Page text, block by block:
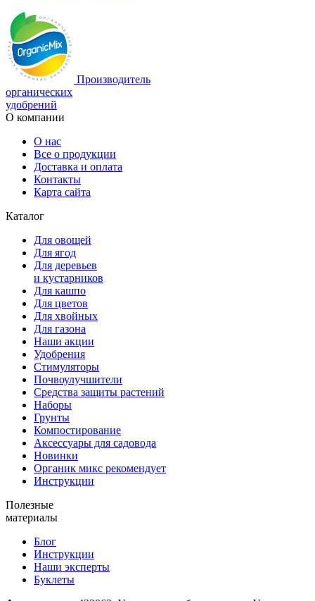
Производитель
органических
удобрений
О компании
О нас
Все о продукции
Доставка и оплата
Контакты
Карта сайта
Каталог
Для овощей
Для ягод
Для деревьев
и кустарников
Для кашпо
Для цветов
Для хвойных
Для газона
Наши акции
Удобрения
Стимуляторы
Почвоулучшители
Средства защиты растений
Наборы
Грунты
Компостирование
Аксессуары для садовода
Новинки
Органик микс рекомендует
Инструкции
Полезные
материалы
Блог
Инструкции
Наши эксперты
Буклеты